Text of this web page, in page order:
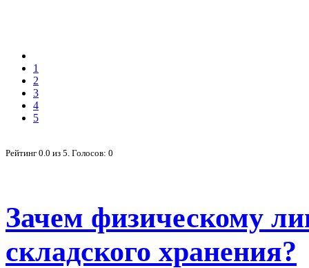
1
2
3
4
5
Рейтинг 0.0 из 5 . Голосов: 0
Зачем физическому
складского хранения?